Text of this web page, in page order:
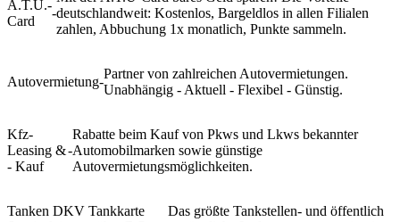
A.T.U.-
Card
-deutschlandweit: Kostenlos, Bargeldlos in allen Filialen
zahlen, Abbuchung 1x monatlich, Punkte sammeln.
Autovermietung-
Partner von zahlreichen Autovermietungen.
Unabhängig - Aktuell - Flexibel - Günstig.
Kfz-
Leasing &
- Kauf
-
Rabatte beim Kauf von Pkws und Lkws bekannter
Automobilmarken sowie günstige
Autovermietungsmöglichkeiten.
Tanken DKV Tankkarte
Das größte Tankstellen- und öffentlich